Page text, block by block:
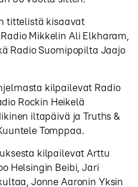
tittelistä kisaavat
Mikkelin Ali Elkharam,
Radio Suomipopilta Jaajo
kilpailevat Radio
Rockin Heikelä
iltapäivä ja Truths &
Tomppaa.
kilpailevat Arttu
Helsingin Beibi, Jari
Jonne Aaronin Yksin